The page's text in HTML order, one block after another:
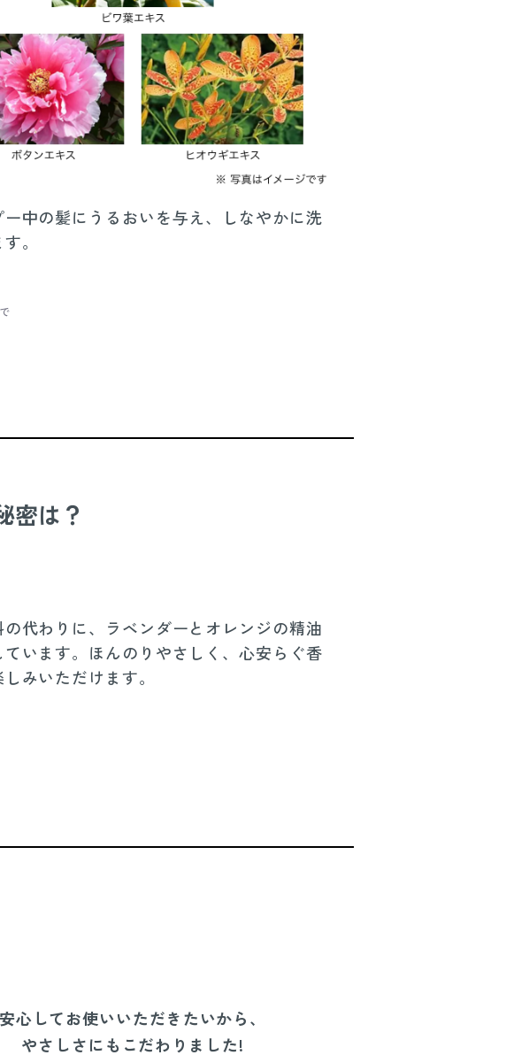
ー中の髪にうるおいを与え、しなやかに洗
。
密は？
代わりに、ラベンダーとオレンジの精油
ています。ほんのりやさしく、心安らぐ香
みいただけます。
安心してお使いいただきたいから、
やさしさにもこだわりました!